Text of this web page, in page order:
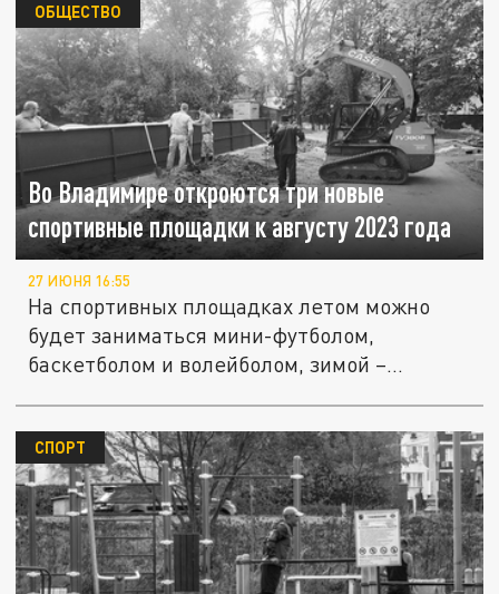
Во Владимире откроются три новые
спортивные площадки к августу 2023 года
ОБЩЕСТВО
27 ИЮНЯ 16:55
На спортивных площадках летом можно
будет заниматься мини-футболом,
баскетболом и волейболом, зимой –
СПОРТ